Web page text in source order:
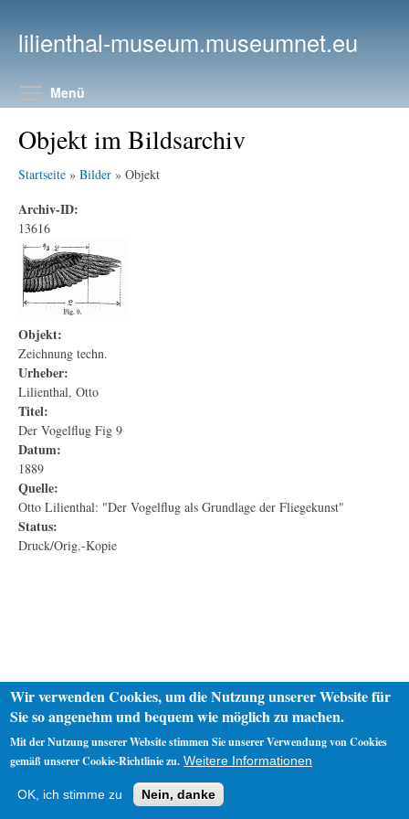
lilienthal-museum.museumnet.eu
Menü
Objekt im Bildsarchiv
Startseite » Bilder » Objekt
Archiv-ID:
13616
Objekt:
Zeichnung techn.
Urheber:
Lilienthal, Otto
Titel:
Der Vogelflug Fig 9
Datum:
1889
Quelle:
Otto Lilienthal: "Der Vogelflug als Grundlage der Fliegekunst"
Status:
Druck/Orig.-Kopie
Impressum
Wir verwenden Cookies, um die Nutzung unserer Website für
Sie so angenehm und bequem wie möglich zu machen.
Mit der Nutzung unserer Website stimmen Sie unserer Verwendung von Cookies
gemäß unserer Cookie-Richtlinie zu. Weitere Informationen
OK, ich stimme zu Nein, danke